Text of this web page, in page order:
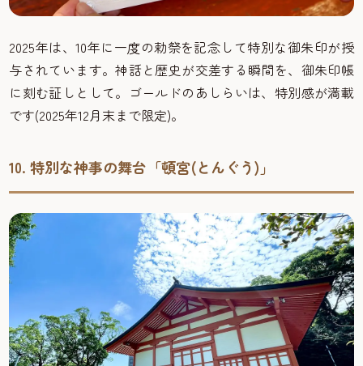
2025年は、10年に一度の勅祭を記念して特別な御朱印が授
与されています。神話と歴史が交差する瞬間を、御朱印帳
に刻む証しとして。ゴールドのあしらいは、特別感が満載
です(2025年12月末まで限定)。
10. 特別な神事の舞台「頓宮(とんぐう)」